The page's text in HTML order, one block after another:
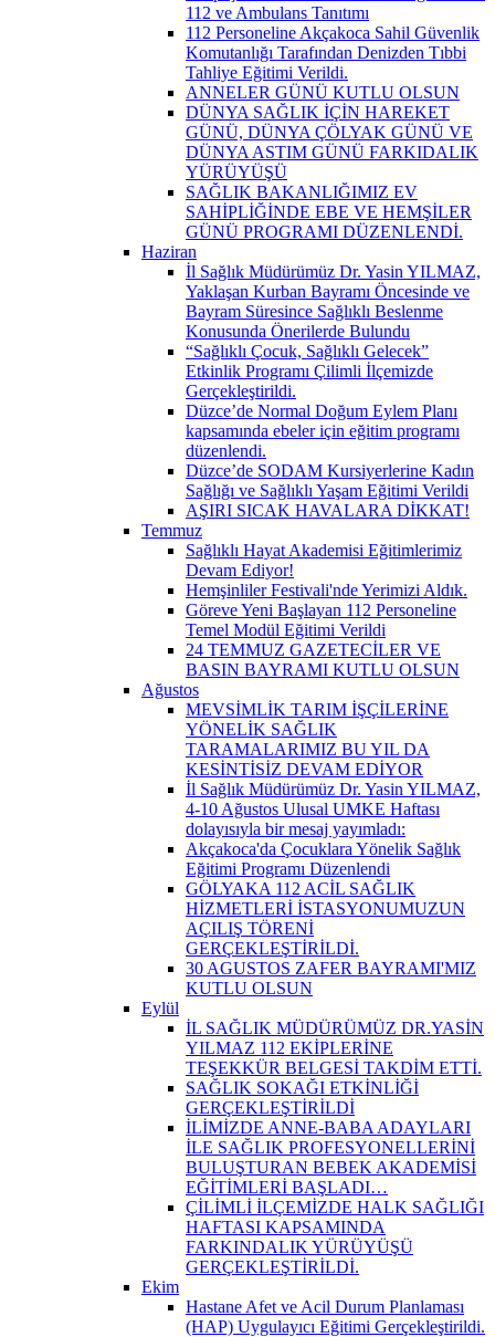
112 ve Ambulans Tanıtımı
112 Personeline Akçakoca Sahil Güvenlik
Komutanlığı Tarafından Denizden Tıbbi
Tahliye Eğitimi Verildi.
ANNELER GÜNÜ KUTLU OLSUN
DÜNYA SAĞLIK İÇİN HAREKET
GÜNÜ, DÜNYA ÇÖLYAK GÜNÜ VE
DÜNYA ASTIM GÜNÜ FARKIDALIK
YÜRÜYÜŞÜ
SAĞLIK BAKANLIĞIMIZ EV
SAHİPLİĞİNDE EBE VE HEMŞİLER
GÜNÜ PROGRAMI DÜZENLENDİ.
Haziran
İl Sağlık Müdürümüz Dr. Yasin YILMAZ,
Yaklaşan Kurban Bayramı Öncesinde ve
Bayram Süresince Sağlıklı Beslenme
Konusunda Önerilerde Bulundu
“Sağlıklı Çocuk, Sağlıklı Gelecek”
Etkinlik Programı Çilimli İlçemizde
Gerçekleştirildi.
Düzce’de Normal Doğum Eylem Planı
kapsamında ebeler için eğitim programı
düzenlendi.
Düzce’de SODAM Kursiyerlerine Kadın
Sağlığı ve Sağlıklı Yaşam Eğitimi Verildi
AŞIRI SICAK HAVALARA DİKKAT!
Temmuz
Sağlıklı Hayat Akademisi Eğitimlerimiz
Devam Ediyor!
Hemşinliler Festivali'nde Yerimizi Aldık.
Göreve Yeni Başlayan 112 Personeline
Temel Modül Eğitimi Verildi
24 TEMMUZ GAZETECİLER VE
BASIN BAYRAMI KUTLU OLSUN
Ağustos
MEVSİMLİK TARIM İŞÇİLERİNE
YÖNELİK SAĞLIK
TARAMALARIMIZ BU YIL DA
KESİNTİSİZ DEVAM EDİYOR
İl Sağlık Müdürümüz Dr. Yasin YILMAZ,
4-10 Ağustos Ulusal UMKE Haftası
dolayısıyla bir mesaj yayımladı:
Akçakoca'da Çocuklara Yönelik Sağlık
Eğitimi Programı Düzenlendi
GÖLYAKA 112 ACİL SAĞLIK
HİZMETLERİ İSTASYONUMUZUN
AÇILIŞ TÖRENİ
GERÇEKLEŞTİRİLDİ.
30 AGUSTOS ZAFER BAYRAMI'MIZ
KUTLU OLSUN
Eylül
İL SAĞLIK MÜDÜRÜMÜZ DR.YASİN
YILMAZ 112 EKİPLERİNE
TEŞEKKÜR BELGESİ TAKDİM ETTİ.
SAĞLIK SOKAĞI ETKİNLİĞİ
GERÇEKLEŞTİRİLDİ
İLİMİZDE ANNE-BABA ADAYLARI
İLE SAĞLIK PROFESYONELLERİNİ
BULUŞTURAN BEBEK AKADEMİSİ
EĞİTİMLERİ BAŞLADI…
ÇİLİMLİ İLÇEMİZDE HALK SAĞLIĞI
HAFTASI KAPSAMINDA
FARKINDALIK YÜRÜYÜŞÜ
GERÇEKLEŞTİRİLDİ.
Ekim
Hastane Afet ve Acil Durum Planlaması
(HAP) Uygulayıcı Eğitimi Gerçekleştirildi.